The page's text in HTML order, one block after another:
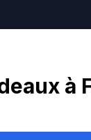
à